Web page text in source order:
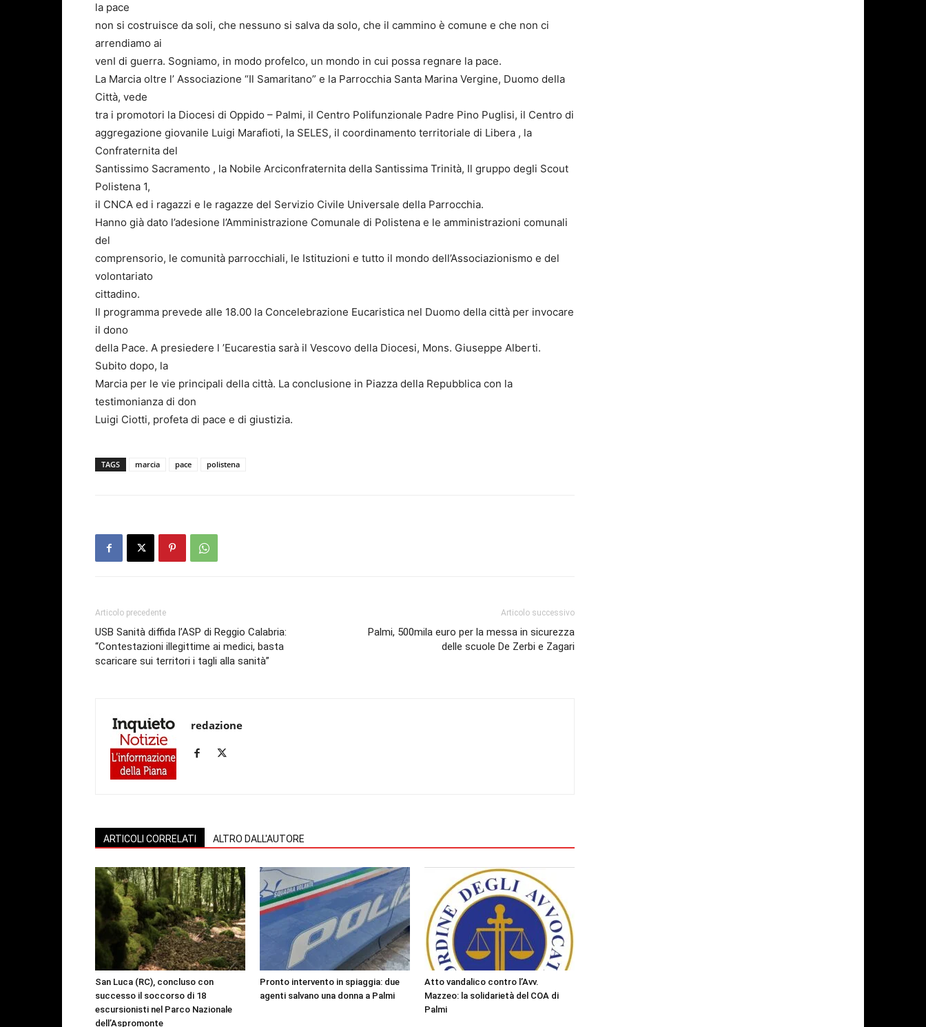
la pace
non si costruisce da soli, che nessuno si salva da solo, che il cammino è comune e che non ci
arrendiamo ai
venI di guerra. Sogniamo, in modo profeIco, un mondo in cui possa regnare la pace.
La Marcia oltre l’ Associazione “Il Samaritano” e la Parrocchia Santa Marina Vergine, Duomo della
Città, vede
tra i promotori la Diocesi di Oppido – Palmi, il Centro Polifunzionale Padre Pino Puglisi, il Centro di
aggregazione giovanile Luigi Marafioti, la SELES, il coordinamento territoriale di Libera , la
Confraternita del
Santissimo Sacramento , la Nobile Arciconfraternita della Santissima Trinità, Il gruppo degli Scout
Polistena 1,
il CNCA ed i ragazzi e le ragazze del Servizio Civile Universale della Parrocchia.
Hanno già dato l’adesione l’Amministrazione Comunale di Polistena e le amministrazioni comunali
del
comprensorio, le comunità parrocchiali, le Istituzioni e tutto il mondo dell’Associazionismo e del
volontariato
cittadino.
Il programma prevede alle 18.00 la Concelebrazione Eucaristica nel Duomo della città per invocare
il dono
della Pace. A presiedere l ’Eucarestia sarà il Vescovo della Diocesi, Mons. Giuseppe Alberti.
Subito dopo, la
Marcia per le vie principali della città. La conclusione in Piazza della Repubblica con la
testimonianza di don
Luigi Ciotti, profeta di pace e di giustizia.
TAGS marcia pace polistena
Articolo precedente
USB Sanità diffida l’ASP di Reggio Calabria:
“Contestazioni illegittime ai medici, basta
scaricare sui territori i tagli alla sanità”
Articolo successivo
Palmi, 500mila euro per la messa in sicurezza
delle scuole De Zerbi e Zagari
redazione
ARTICOLI CORRELATI ALTRO DALL'AUTORE
San Luca (RC), concluso con
successo il soccorso di 18
escursionisti nel Parco Nazionale
dell’Aspromonte
Pronto intervento in spiaggia: due
agenti salvano una donna a Palmi
Atto vandalico contro l’Avv.
Mazzeo: la solidarietà del COA di
Palmi